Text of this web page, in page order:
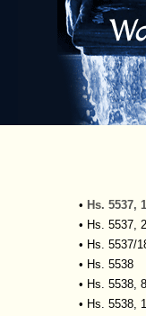
• Hs. 1538
•Hs. 1543
•Hs. 1544
•Hs. 1545
•Hs. 1551
•Hs. 1553
•Hs. 2640
• Hs. 5537,
• Hs. 5537,
• Hs. 5537/
• Hs. 5538
• Hs. 5538, 8
• Hs. 5538,